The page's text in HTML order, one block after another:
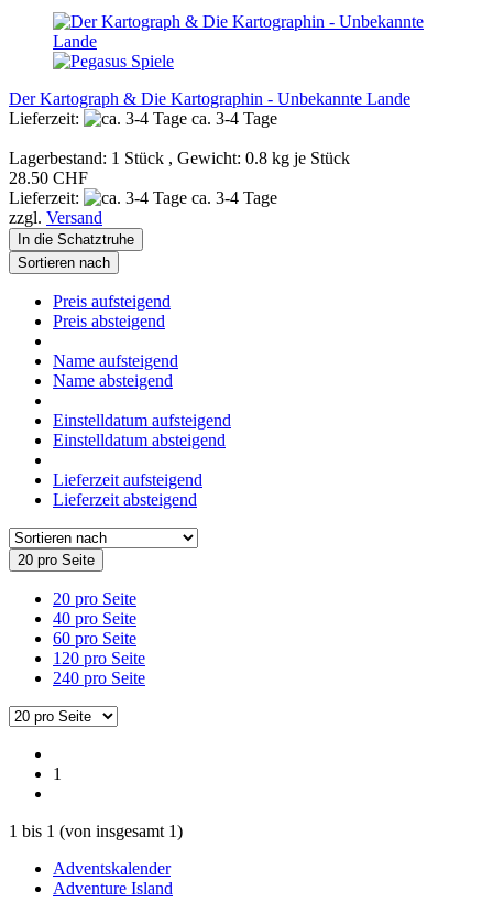
Der Kartograph & Die Kartographin - Unbekannte Lande
Lieferzeit:
ca. 3-4 Tage
Lagerbestand: 1 Stück , Gewicht: 0.8 kg je Stück
28.50 CHF
Lieferzeit:
ca. 3-4 Tage
zzgl. Versand
In die Schatztruhe
Sortieren nach
Preis aufsteigend
Preis absteigend
Name aufsteigend
Name absteigend
Einstelldatum aufsteigend
Einstelldatum absteigend
Lieferzeit aufsteigend
Lieferzeit absteigend
20 pro Seite
20 pro Seite
40 pro Seite
60 pro Seite
120 pro Seite
240 pro Seite
1
1 bis 1 (von insgesamt 1)
Adventskalender
Adventure Island